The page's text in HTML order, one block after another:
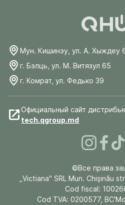
Мун. Кишинэу, ул. А. Хыждеу
г. Бэлць, ул. М. Витязул 65
г. Комрат, ул. Федько 39
Официальный сайт
tech.qgroup.md
©Все права
„Victiana" SRL Mun. Chişinău
Cod fiscal:
Cod TVA: 0200577,